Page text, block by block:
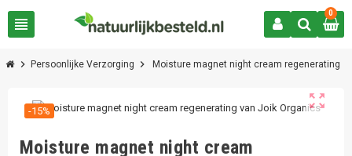
view_headline
0
chevron_right Persoonlijke Verzorging chevron_right Moisture magnet night cream regenerating
zoom_out_map
-15%
Moisture magnet night cream